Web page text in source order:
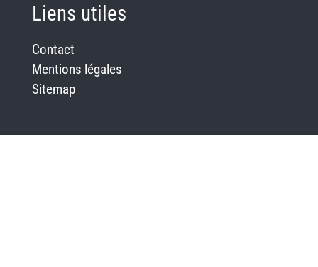
Liens utiles
Contact
Mentions légales
Sitemap